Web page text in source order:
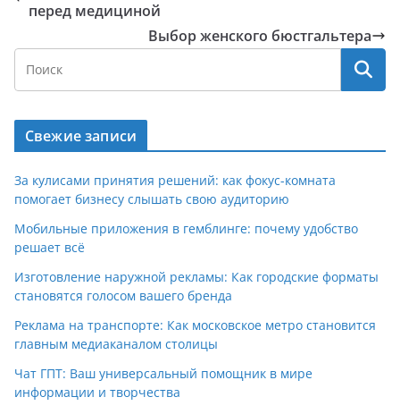
перед медициной
Выбор женского бюстгальтера
Свежие записи
За кулисами принятия решений: как фокус-комната
помогает бизнесу слышать свою аудиторию
Мобильные приложения в гемблинге: почему удобство
решает всё
Изготовление наружной рекламы: Как городские форматы
становятся голосом вашего бренда
Реклама на транспорте: Как московское метро становится
главным медиаканалом столицы
Чат ГПТ: Ваш универсальный помощник в мире
информации и творчества